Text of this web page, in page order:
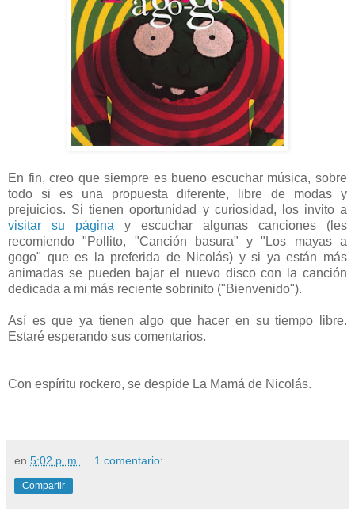
En fin, creo que siempre es bueno escuchar música, sobre
todo si es una propuesta diferente, libre de modas y
prejuicios. Si tienen oportunidad y curiosidad, los invito a
visitar su página y escuchar algunas canciones (les
recomiendo "Pollito, "Canción basura" y "Los mayas a
gogo" que es la preferida de Nicolás) y si ya están más
animadas se pueden bajar el nuevo disco con la canción
dedicada a mi más reciente sobrinito ("Bienvenido").
Así es que ya tienen algo que hacer en su tiempo libre.
Estaré esperando sus comentarios.
Con espíritu rockero, se despide La Mamá de Nicolás.
en 5:02 p. m. 1 comentario:
Compartir